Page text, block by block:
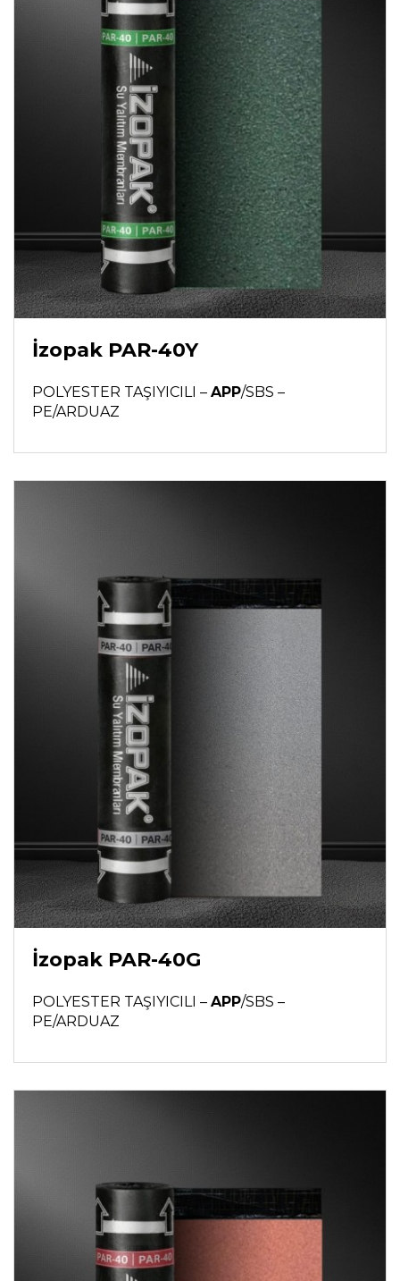
İzopak PAR-40Y
POLYESTER TAŞIYICILI – APP/SBS –
PE/ARDUAZ
İzopak PAR-40G
POLYESTER TAŞIYICILI – APP/SBS –
PE/ARDUAZ